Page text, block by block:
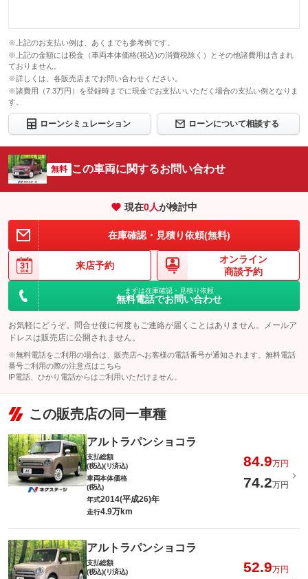
※上記のお支払い例は、あくまでも参考例です。
※上記の金額には税金（車両本体価格(税込)の消費税除く）とその他諸費用は含まれ
ておりません。
※詳しくは、各販売店までお問い合わせください。
※諸費用（7.3万円）を登録時までに現金でお支払いいただく場合の支払い例となりま
す。
ローンシミュレーション ローンについて相談する
無料 この車両に関するお問い合わせ
現在0人が検討中
在庫確認・見積り依頼(無料)
来店予約
オンライン
商談予約
まずは在庫確認・見積り依頼
無料電話でお問い合わせ
お気軽にどうぞ。問合せ後に何度もご連絡が届くことはありません。メールア
ドレスは販売店に公開されません。
※無料電話をご利用の場合は、販売店へお客様の電話番号が通知されます。無料電話
番号ご利用の際の注意点は こちら
IP電話、ひかり電話からはご利用いただけません。
この販売店の同一車種
アルトラパンショコラ
支払総額
(税込)(リ済込)
84.9万円
車両本体価格
(税込)
74.2万円
年式2014(平成26)年
走行4.9万km
アルトラパンショコラ
支払総額
(税込)(リ済込)
52.9万円